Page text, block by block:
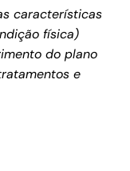
características
física)
do plano
e